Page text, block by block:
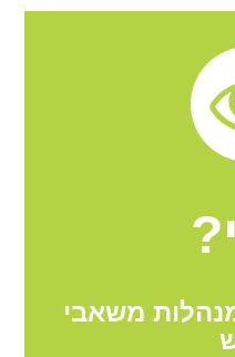
משאבי